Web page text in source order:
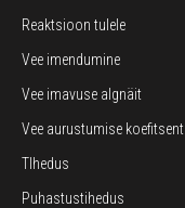
Reaktsioon tulele
Vee imendumine
Vee imavuse algnäit
Vee aurustumise koefitsent
TIhedus
Puhastustihedus